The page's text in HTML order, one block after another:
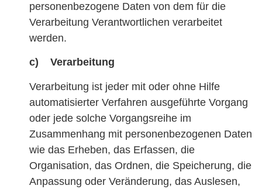
personenbezogene Daten von dem für die
Verarbeitung Verantwortlichen verarbeitet
werden.
c) Verarbeitung
Verarbeitung ist jeder mit oder ohne Hilfe
automatisierter Verfahren ausgeführte Vorgang
oder jede solche Vorgangsreihe im
Zusammenhang mit personenbezogenen Daten
wie das Erheben, das Erfassen, die
Organisation, das Ordnen, die Speicherung, die
Anpassung oder Veränderung, das Auslesen,